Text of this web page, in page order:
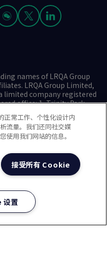
names of LRQA Group
LRQA Group Limited,
limited company registered
office: 1, Trinity Park,
7ES. © 2025 LRQA Group
号-1
正常工作、个性化设计内
流量。我们还同社交媒
使用我们网站的信息。
接受所有 Cookie
置